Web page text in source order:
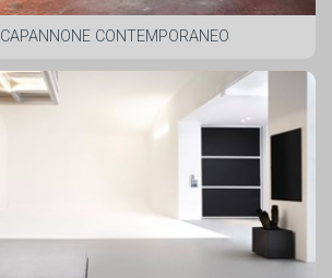
CAPANNONE CONTEMPORANEO